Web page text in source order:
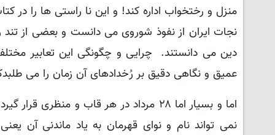
منزل و رختخواب اداره کند! و این نا راستی ها را در
دین می دانستند. چرایی و چگونگی این تعابیر
عمیق و نگاهی دقیق بر رُخدادهای آن زمان را می
اما و بسیار اما ۲۸ مرداد در هر قاب و
نمی تواند نام و نوای قهرمان به یاد ماندنی آن